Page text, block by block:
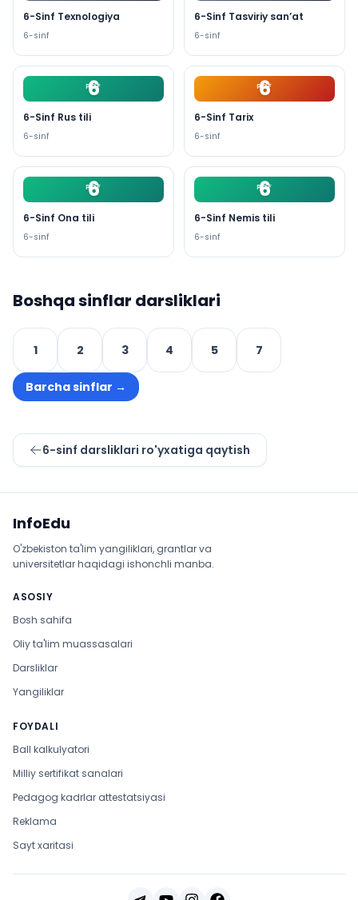
6-Sinf Texnologiya
6-sinf
6-Sinf Tasviriy san’at
6-sinf
6
PDF
6-Sinf Rus tili
6-sinf
6
PDF
6-Sinf Tarix
6-sinf
6
PDF
6-Sinf Ona tili
6-sinf
6
PDF
6-Sinf Nemis tili
6-sinf
Boshqa sinflar darsliklari
1 2 3 4 5 7
Barcha sinflar →
6-sinf darsliklari ro'yxatiga qaytish
InfoEdu
O'zbekiston ta'lim yangiliklari, grantlar va
universitetlar haqidagi ishonchli manba.
ASOSIY
Bosh sahifa
Oliy ta'lim muassasalari
Darsliklar
Yangiliklar
FOYDALI
Ball kalkulyatori
Milliy sertifikat sanalari
Pedagog kadrlar attestatsiyasi
Reklama
Sayt xaritasi